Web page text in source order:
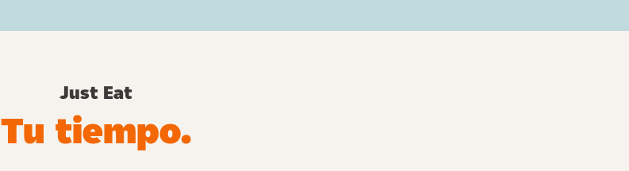
Just Eat
Tu tiempo.